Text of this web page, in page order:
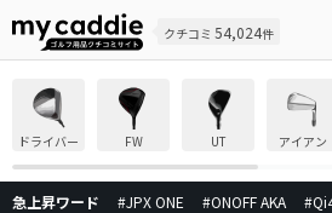
クチコミ 54,024件
ドライバー FW UT アイアン
急上昇ワード #JPX ONE #ONOFF AKA